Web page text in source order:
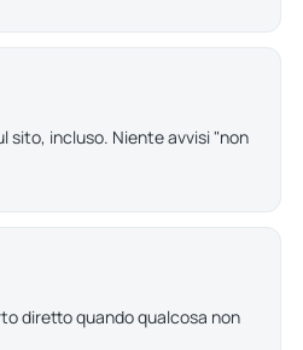
sito, incluso. Niente avvisi "non
diretto quando qualcosa non